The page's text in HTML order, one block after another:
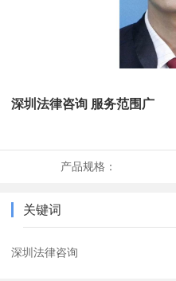
深圳法律咨询 服务范围广
产品规格：
关键词
深圳法律咨询